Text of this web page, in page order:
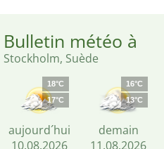
Bulletin météo à
Stockholm, Suède
18°C
17°C
aujourd´hui
10.08.2026
16°C
13°C
demain
11.08.2026